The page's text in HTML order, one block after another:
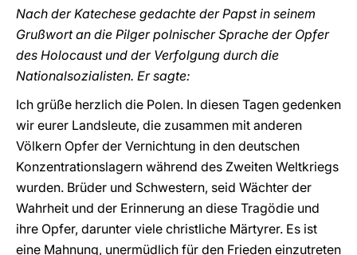
Nach der Katechese gedachte der Papst in seinem
Grußwort an die Pilger polnischer Sprache der Opfer
des Holocaust und der Verfolgung durch die
Nationalsozialisten. Er sagte:
Ich grüße herzlich die Polen. In diesen Tagen gedenken
wir eurer Landsleute, die zusammen mit anderen
Völkern Opfer der Vernichtung in den deutschen
Konzentrationslagern während des Zweiten Weltkriegs
wurden. Brüder und Schwestern, seid Wächter der
Wahrheit und der Erinnerung an diese Tragödie und
ihre Opfer, darunter viele christliche Märtyrer. Es ist
eine Mahnung, unermüdlich für den Frieden einzutreten